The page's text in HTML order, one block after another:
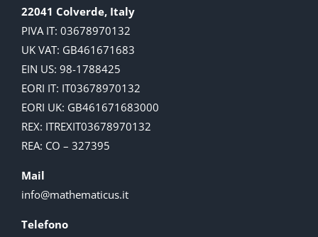
22041 Colverde, Italy
PIVA IT: 03678970132
UK VAT: GB461671683
EIN US: 98-1788425
EORI IT: IT03678970132
EORI UK: GB461671683000
REX: ITREXIT03678970132
REA: CO – 327395
Mail
info@mathematicus.it
Telefono